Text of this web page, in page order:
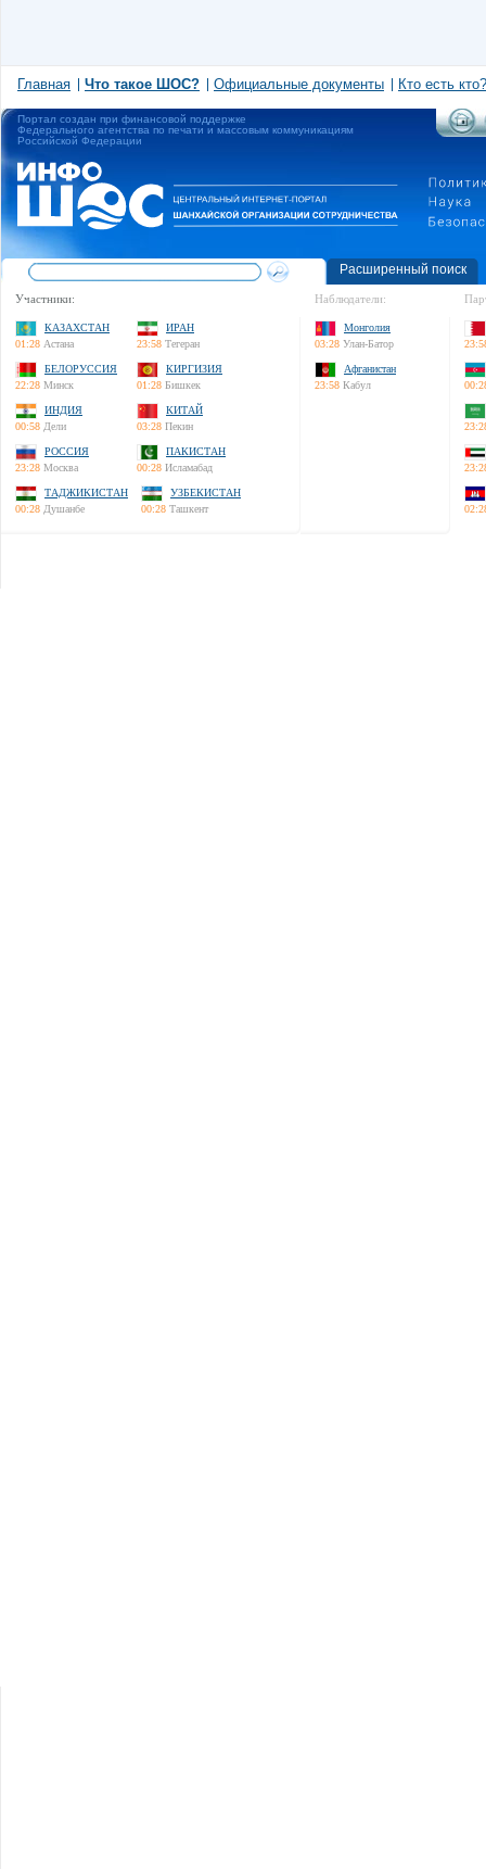
Главная Что такое ШОС? Официальные документы Кто есть кто?
Портал создан при финансовой поддержке
Федерального агентства по печати и массовым коммуникациям
Российской Федерации
Расширенный поиск
Участники:
КАЗАХСТАН
01:28 Астана
ИРАН
23:58 Тегеран
БЕЛОРУССИЯ
22:28 Минск
КИРГИЗИЯ
01:28 Бишкек
ИНДИЯ
00:58 Дели
КИТАЙ
03:28 Пекин
РОССИЯ
23:28 Москва
ПАКИСТАН
00:28 Исламабад
ТАДЖИКИСТАН
00:28 Душанбе
УЗБЕКИСТАН
00:28 Ташкент
Наблюдатели:
Монголия
03:28 Улан-Батор
Афганистан
23:58 Кабул